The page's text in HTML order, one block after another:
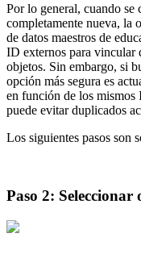
Por lo general, cuando se
completamente nueva, la
de datos maestros de
ID externos para vincular
objetos. Sin embargo, si
opción más segura es
en función de los
puede evitar duplicados
Los siguientes pasos son
Paso 2: Seleccionar